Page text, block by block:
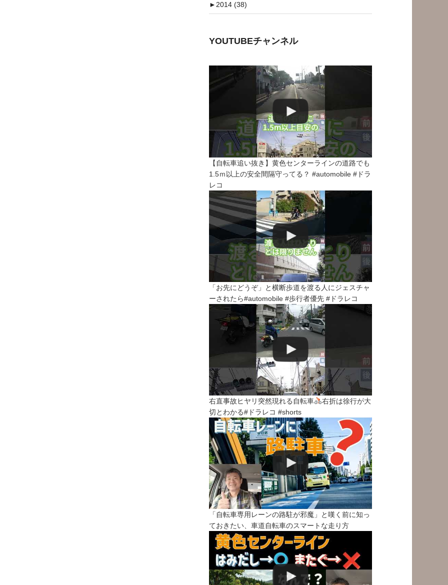
►2014 (38)
YOUTUBEチャンネル
【自転車追い抜き】黄色センターラインの道路でも
1.5ｍ以上の安全間隔守ってる？ #automobile #ドラ
レコ
「お先にどうぞ」と横断歩道を渡る人にジェスチャ
ーされたら#automobile #歩行者優先 #ドラレコ
右直事故ヒヤリ突然現れる自転車
右折は徐行が大
切とわかる#ドラレコ #shorts
「自転車専用レーンの路駐が邪魔」と嘆く前に知っ
ておきたい、車道自転車のスマートな走り方